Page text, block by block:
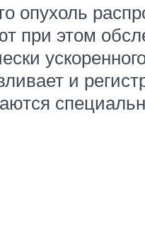
опухоль
при этом
и